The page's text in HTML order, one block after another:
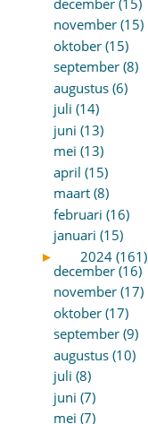
november (15)
oktober (15)
september (8)
augustus (6)
juli (14)
juni (13)
mei (13)
april (15)
maart (8)
februari (16)
januari (15)
►
2024 (161)
december (16)
november (17)
oktober (17)
september (9)
augustus (10)
juli (8)
juni (7)
mei (7)